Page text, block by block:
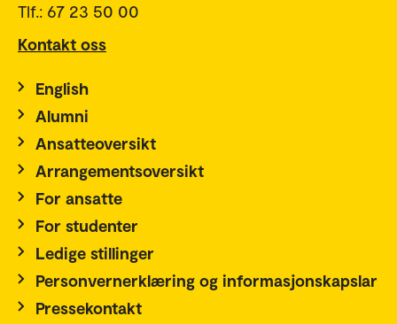
Tlf.: 67 23 50 00
Kontakt oss
English
Alumni
Ansatteoversikt
Arrangementsoversikt
For ansatte
For studenter
Ledige stillinger
Personvernerklæring og informasjonskapslar
Pressekontakt